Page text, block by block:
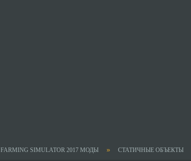
FARMING SIMULATOR 2017 МОДЫ » СТАТИЧНЫЕ ОБЪЕКТЫ